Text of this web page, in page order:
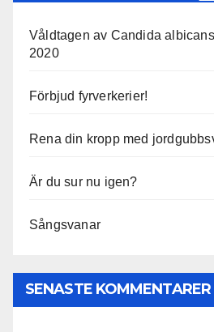
Våldtagen av Candida
2020
Förbjud fyrverkerier!
Rena din kropp med
Är du sur nu igen?
Sångsvanar
SENASTE KOMMENTARER